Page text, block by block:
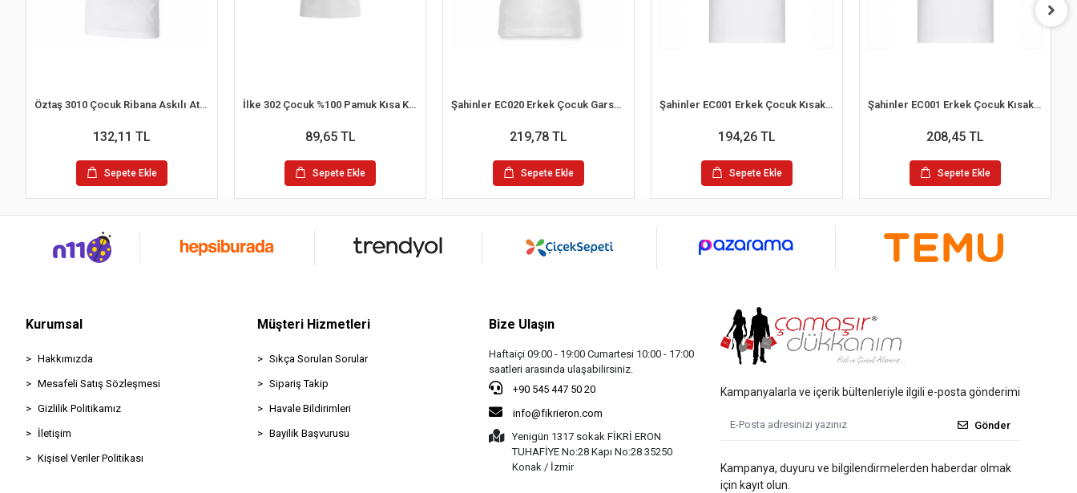
Öztaş 3010 Çocuk Ribana Askılı Atlet
132,11 TL
Sepete Ekle
İlke 302 Çocuk %100 Pamuk Kısa Kol Atlet (1-2 Yaş)
89,65 TL
Sepete Ekle
Şahinler EC020 Erkek Çocuk Garson Boy Ribana Askılı (12-13 Yaş)
219,78 TL
Sepete Ekle
Şahinler EC001 Erkek Çocuk Kısakol Atlet (4-5 Yaş)
194,26 TL
Sepete Ekle
Şahinler EC001 Erkek Çocuk Kısakol Atlet (8-9 Yaş)
208,45 TL
Sepete Ekle
Kurumsal
Hakkımızda
Mesafeli Satış Sözleşmesi
Gizlilik Politikamız
İletişim
Kişisel Veriler Politikası
Müşteri Hizmetleri
Sıkça Sorulan Sorular
Sipariş Takip
Havale Bildirimleri
Bayilik Başvurusu
Bize Ulaşın
Haftaiçi 09:00 - 19:00 Cumartesi 10:00 - 17:00
saatleri arasında ulaşabilirsiniz.
+90 545 447 50 20
info@fikrieron.com
Yenigün 1317 sokak FİKRİ ERON
TUHAFİYE No:28 Kapı No:28 35250
Konak / İzmir
Kampanyalarla ve içerik bültenleriyle ilgili e-posta gönderimi
Gönder
Kampanya, duyuru ve bilgilendirmelerden haberdar olmak
için kayıt olun.